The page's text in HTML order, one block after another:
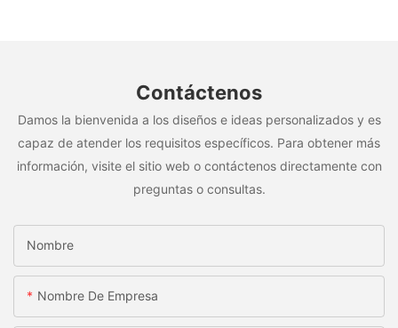
Contáctenos
Damos la bienvenida a los diseños e ideas personalizados y es
capaz de atender los requisitos específicos. Para obtener más
información, visite el sitio web o contáctenos directamente con
preguntas o consultas.
Nombre
Nombre De Empresa